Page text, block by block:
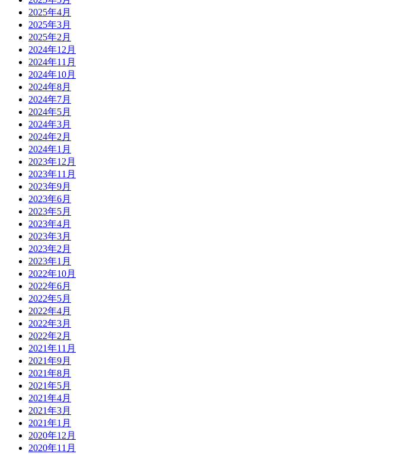
2025年4月
2025年3月
2025年2月
2024年12月
2024年11月
2024年10月
2024年8月
2024年7月
2024年5月
2024年3月
2024年2月
2024年1月
2023年12月
2023年11月
2023年9月
2023年6月
2023年5月
2023年4月
2023年3月
2023年2月
2023年1月
2022年10月
2022年6月
2022年5月
2022年4月
2022年3月
2022年2月
2021年11月
2021年9月
2021年8月
2021年5月
2021年4月
2021年3月
2021年1月
2020年12月
2020年11月